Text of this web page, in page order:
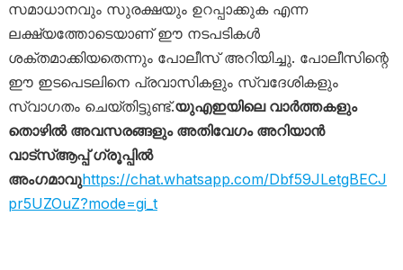
സമാധാനവും സുരക്ഷയും ഉറപ്പാക്കുക എന്ന
ലക്ഷ്യത്തോടെയാണ് ഈ നടപടികൾ
ശക്തമാക്കിയതെന്നും പോലീസ് അറിയിച്ചു. പോലീസിന്റെ
ഈ ഇടപെടലിനെ പ്രവാസികളും സ്വദേശികളും
സ്വാഗതം ചെയ്തിട്ടുണ്ട്.യുഎഇയിലെ വാർത്തകളും
തൊഴിൽ അവസരങ്ങളും അതിവേഗം അറിയാൻ
വാട്സ്ആപ്പ് ഗ്രൂപ്പിൽ
അംഗമാവുhttps://chat.whatsapp.com/Dbf59JLetgBECJ
pr5UZOuZ?mode=gi_t